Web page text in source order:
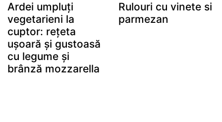
Ardei umpluți
vegetarieni la
cuptor: rețeta
ușoară și gustoasă
cu legume și
brânză mozzarella
Rulouri cu vinete si
parmezan